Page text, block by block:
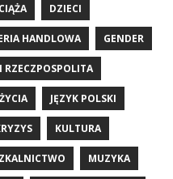
CIĄŻA DZIECI
HANDLOWA GENDER
RZECZPOSPOLITA
JĘZYK POLSKI
KULTURA
MUZYKA